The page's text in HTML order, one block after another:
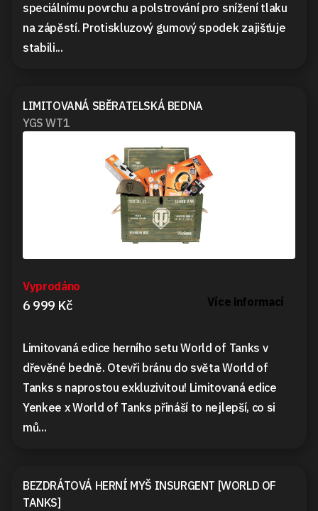
speciálnímu povrchu a polstrování pro snížení tlaku
na zápěstí. Protiskluzový gumový spodek zajišťuje
stabili...
LIMITOVANÁ SBĚRATELSKÁ BEDNA
YGS WT1
Vyprodáno
6 999 Kč Více informací
Limitovaná edice herního setu World of Tanks v
dřevěné bedně. Otevři bránu do světa World of
Tanks s naprostou exkluzivitou! Limitovaná edice
Yenkee x World of Tanks přináší to nejlepší, co si
mů...
BEZDRÁTOVÁ HERNÍ MYŠ INSURGENT [WORLD OF
TANKS]